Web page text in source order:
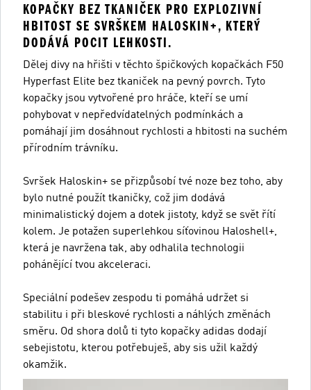
KOPAČKY BEZ TKANIČEK PRO EXPLOZIVNÍ
HBITOST SE SVRŠKEM HALOSKIN+, KTERÝ
DODÁVÁ POCIT LEHKOSTI.
Dělej divy na hřišti v těchto špičkových kopačkách F50
Hyperfast Elite bez tkaniček na pevný povrch. Tyto
kopačky jsou vytvořené pro hráče, kteří se umí
pohybovat v nepředvídatelných podmínkách a
pomáhají jim dosáhnout rychlosti a hbitosti na suchém
přírodním trávníku.
Svršek Haloskin+ se přizpůsobí tvé noze bez toho, aby
bylo nutné použít tkaničky, což jim dodává
minimalistický dojem a dotek jistoty, když se svět řítí
kolem. Je potažen superlehkou síťovinou Haloshell+,
která je navržena tak, aby odhalila technologii
pohánějící tvou akceleraci.
Speciální podešev zespodu ti pomáhá udržet si
stabilitu i při bleskové rychlosti a náhlých změnách
směru. Od shora dolů ti tyto kopačky adidas dodají
sebejistotu, kterou potřebuješ, aby sis užil každý
okamžik.